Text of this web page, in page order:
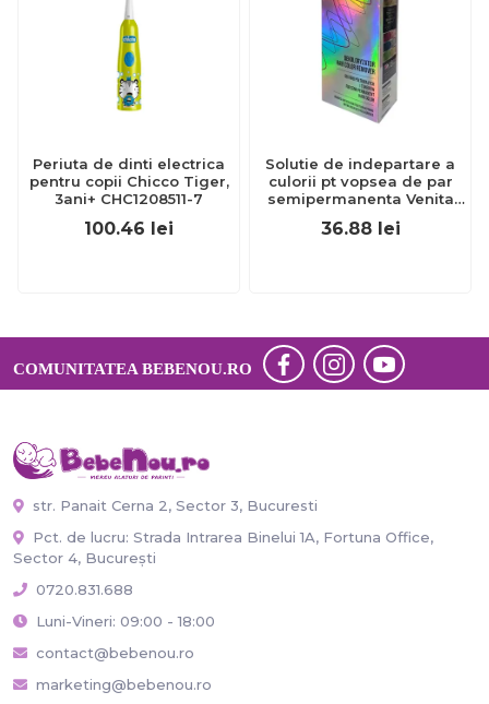
Periuta de dinti electrica
pentru copii Chicco Tiger,
3ani+ CHC1208511-7
100.46 lei
Solutie de indepartare a
culorii pt vopsea de par
semipermanenta Venita
15 ml
36.88 lei
COMUNITATEA BEBENOU.RO
str. Panait Cerna 2, Sector 3, Bucuresti
Pct. de lucru: Strada Intrarea Binelui 1A, Fortuna Office,
Sector 4, București
0720.831.688
Luni-Vineri: 09:00 - 18:00
contact@bebenou.ro
marketing@bebenou.ro